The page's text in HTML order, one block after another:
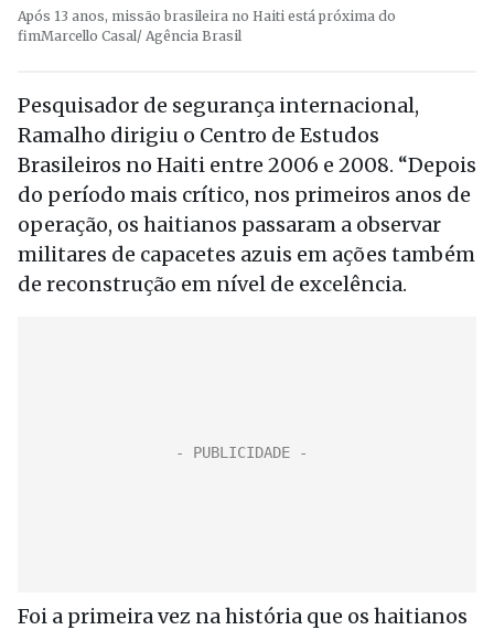
Após 13 anos, missão brasileira no Haiti está próxima do
fimMarcello Casal/ Agência Brasil
Pesquisador de segurança internacional,
Ramalho dirigiu o Centro de Estudos
Brasileiros no Haiti entre 2006 e 2008. “Depois
do período mais crítico, nos primeiros anos de
operação, os haitianos passaram a observar
militares de capacetes azuis em ações também
de reconstrução em nível de excelência.
Foi a primeira vez na história que os haitianos